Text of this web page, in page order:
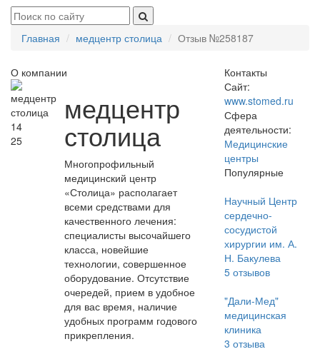
Главная медцентр столица Отзыв №258187
О компании
14
25
медцентр
столица
Многопрофильный
медицинский центр
«Столица» располагает
всеми средствами для
качественного лечения:
специалисты высочайшего
класса, новейшие
технологии, совершенное
оборудование. Отсутствие
очередей, прием в удобное
для вас время, наличие
удобных программ годового
прикрепления.
Контакты
Сайт:
www.stomed.ru
Сфера
деятельности:
Медицинские
центры
Популярные
Научный Центр
сердечно-
сосудистой
хирургии им. А.
Н. Бакулева
5отзывов
"Дали-Мед"
медицинская
клиника
3 отзыва